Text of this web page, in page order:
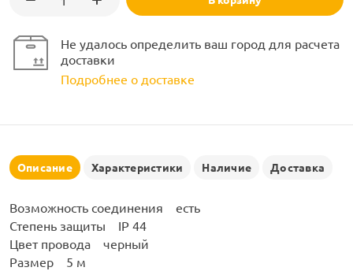
Не удалось определить ваш город для расчета
доставки
Подробнее о доставке
Описание Характеристики Наличие Доставка
Возможность соединения есть
Степень защиты IP 44
Цвет провода черный
Размер 5 м